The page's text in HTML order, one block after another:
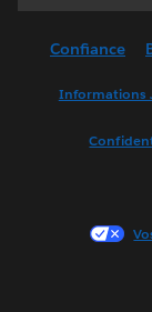
Confiance
Informations